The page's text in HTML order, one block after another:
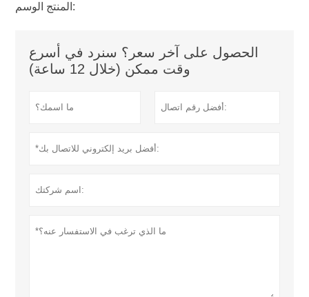
المنتج الوسم:
الحصول على آخر سعر؟ سنرد في أسرع
وقت ممكن (خلال 12 ساعة)